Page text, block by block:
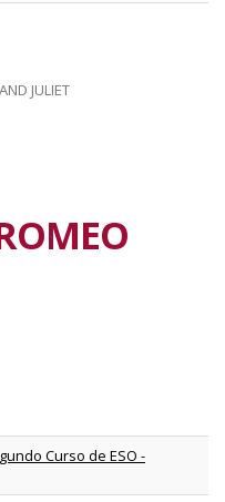
JULIET
Curso de ESO -